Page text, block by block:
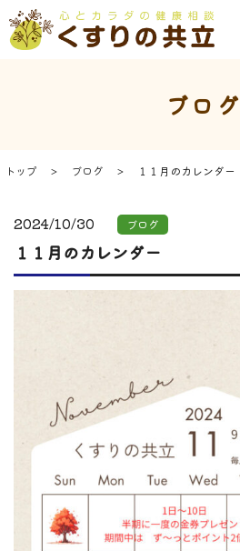
ブログ
トップ ブログ １１月のカレンダー
2024/10/30 ブログ
１１月のカレンダー